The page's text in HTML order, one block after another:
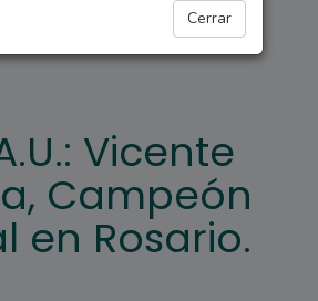
Cerrar
Vicente
Campeón
en Rosario.